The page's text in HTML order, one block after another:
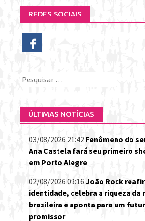
REDES SOCIAIS
Pesquisar
ÚLTIMAS NOTÍCIAS
03/08/2026 21:42 Fenômeno do
Ana Castela fará seu primeiro
em Porto Alegre
02/08/2026 09:16 João Rock
identidade, celebra a riqueza da
brasileira e aponta para um
promissor